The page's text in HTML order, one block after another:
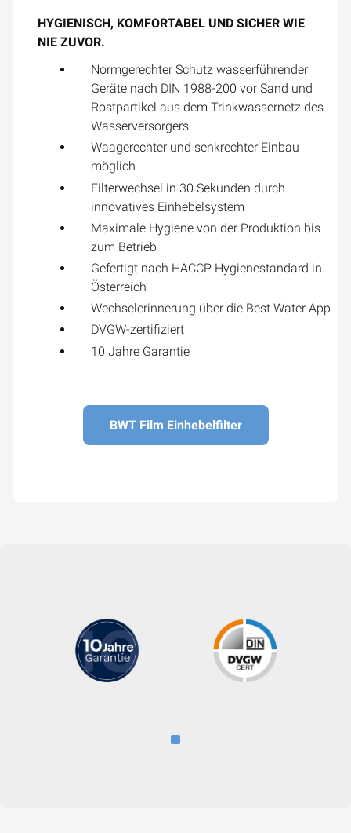
HYGIENISCH, KOMFORTABEL UND SICHER WIE
NIE ZUVOR.
Normgerechter Schutz wasserführender
Geräte nach DIN 1988-200 vor Sand und
Rostpartikel aus dem Trinkwassernetz des
Wasserversorgers
Waagerechter und senkrechter Einbau
möglich
Filterwechsel in 30 Sekunden durch
innovatives Einhebelsystem
Maximale Hygiene von der Produktion bis
zum Betrieb
Gefertigt nach HACCP Hygienestandard in
Österreich
Wechselerinnerung über die Best Water App
DVGW-zertifiziert
10 Jahre Garantie
BWT Film Einhebelfilter